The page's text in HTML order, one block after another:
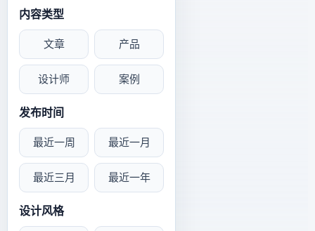
内容类型
文章 产品
设计师 案例
发布时间
最近一周 最近一月
最近三月 最近一年
设计风格